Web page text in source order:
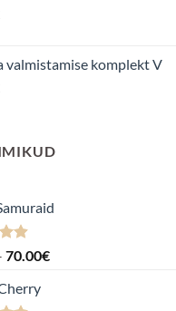
valmistamise komplekt V
70.00€Hinnavahemik: